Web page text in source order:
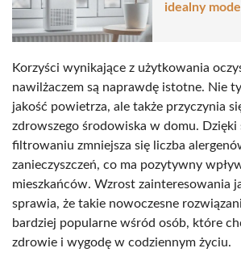
idealny
Korzyści wynikające z użytkowania
nawilżaczem są naprawdę istotne. Nie
jakość powietrza, ale także przyczynia
zdrowszego środowiska w domu. Dzięki
filtrowaniu zmniejsza się liczba
zanieczyszczeń, co ma pozytywny
mieszkańców. Wzrost zainteresowania
sprawia, że takie nowoczesne
bardziej popularne wśród osób, które
zdrowie i wygodę w codziennym życiu.